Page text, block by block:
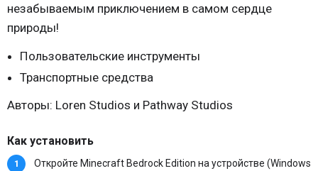
незабываемым приключением в самом сердце
природы!
Пользовательские инструменты
Транспортные средства
Авторы: Loren Studios и Pathway Studios
Как установить
Откройте Minecraft Bedrock Edition на устройстве (Windows